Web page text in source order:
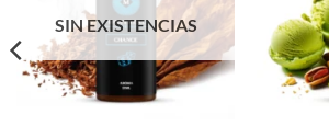
SIN EXISTENCIAS